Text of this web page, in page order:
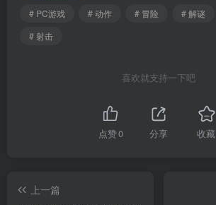
# PC游戏
# 动作 # 冒险 # 解谜
# 射击
喜欢就支持一下吧
点赞0 分享 收藏
上一篇